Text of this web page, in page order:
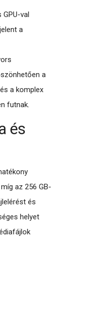
val
a
a
a komplex
futnak.
és
az 256 GB-
és
helyet